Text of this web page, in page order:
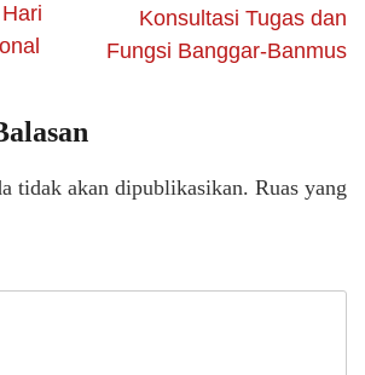
Konsultasi Tugas dan
Fungsi Banggar-Banmus
tidak akan dipublikasikan. Ruas yang